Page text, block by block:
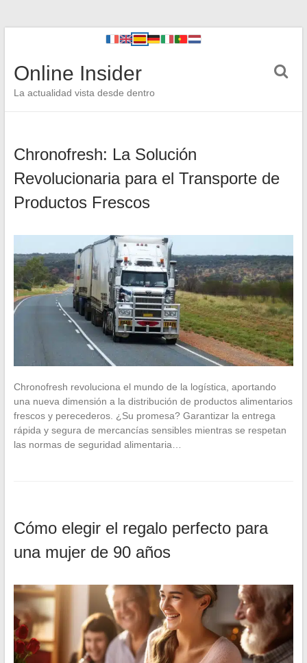
Online Insider
La actualidad vista desde dentro
Chronofresh: La Solución
Revolucionaria para el Transporte de
Productos Frescos
Chronofresh revoluciona el mundo de la logística, aportando
una nueva dimensión a la distribución de productos alimentarios
frescos y perecederos. ¿Su promesa? Garantizar la entrega
rápida y segura de mercancías sensibles mientras se respetan
las normas de seguridad alimentaria…
Cómo elegir el regalo perfecto para
una mujer de 90 años